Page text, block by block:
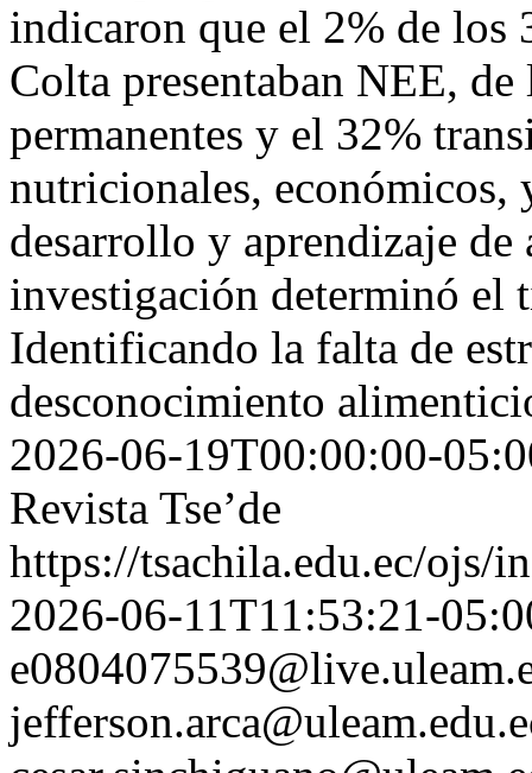
indicaron que el 2% de los
Colta presentaban NEE,
permanentes y el 32%
nutricionales, económicos,
desarrollo y aprendizaje
investigación determinó el
Identificando la falta de
desconocimiento
2026-06-19T00:00:00-
Revista Tse’de
https://tsachila.edu.ec/ojs/
2026-06-11T11:53:21-